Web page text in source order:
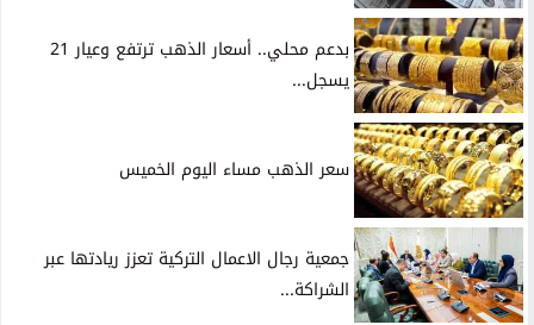
بدعم محلي.. أسعار الذهب ترتفع وعيار 21
يسجل...
سعر الذهب مساء اليوم الخميس
جمعية رجال الاعمال التركية تعزز ريادتها عبر
الشراكة...